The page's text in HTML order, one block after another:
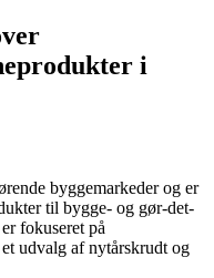
i
byggemarkeder og er
til bygge- og gør-det-
fokuseret på
udvalg af nytårskrudt og